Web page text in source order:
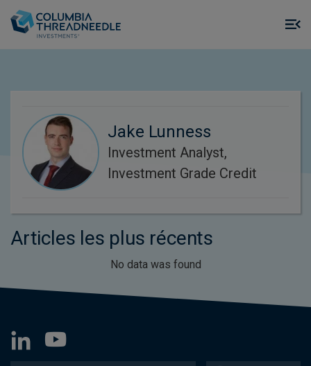
Jake Lunness
Investment Analyst,
Investment Grade Credit
Articles les plus récents
No data was found